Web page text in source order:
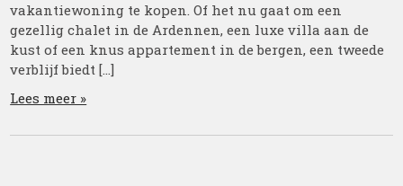
vakantiewoning te kopen. Of het nu gaat om een
gezellig chalet in de Ardennen, een luxe villa aan de
kust of een knus appartement in de bergen, een tweede
verblijf biedt […]
Lees meer »